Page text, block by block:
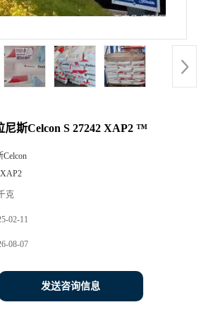
尼斯Celcon S 27242 XAP2 ™
克
02-11
08-07
发送咨询信息